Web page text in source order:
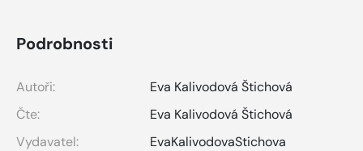
Podrobnosti
Autoři:
Eva Kalivodová Štichová
Čte:
Eva Kalivodová Štichová
Vydavatel:
EvaKalivodovaStichova